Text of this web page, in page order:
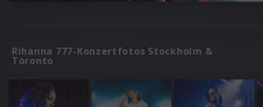
Rihanna 777-Konzertfotos Stockholm &
Toronto